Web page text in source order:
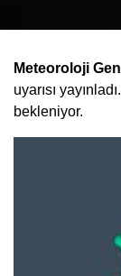
Meteoroloji
uyarısı
bekleniyor.